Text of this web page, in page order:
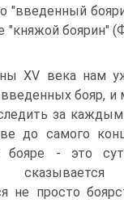
"введенный
"княжой боярин"
XV века нам
введенных бояр,
за
до самого
бояре - это
не просто